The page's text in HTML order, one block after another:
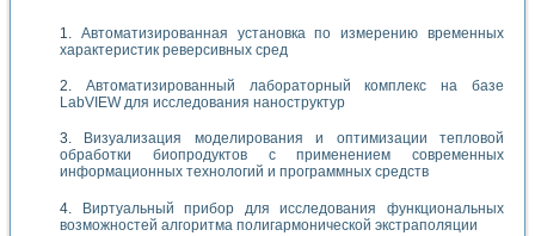
Автоматизированная установка по измерению временных
характеристик реверсивных сред
Автоматизированный лабораторный комплекс на базе
LabVIEW для исследования наноструктур
Визуализация моделирования и оптимизации тепловой
обработки биопродуктов с применением современных
информационных технологий и программных средств
Виртуальный прибор для исследования функциональных
возможностей алгоритма полигармонической экстраполяции